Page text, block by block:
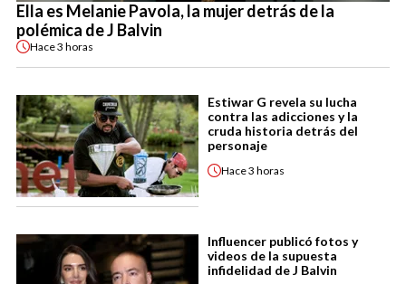
Ella es Melanie Pavola, la mujer detrás de la
polémica de J Balvin
Hace3 horas
Estiwar G revela su lucha
contra las adicciones y la
cruda historia detrás del
personaje
Hace3 horas
Influencer publicó fotos y
videos de la supuesta
infidelidad de J Balvin